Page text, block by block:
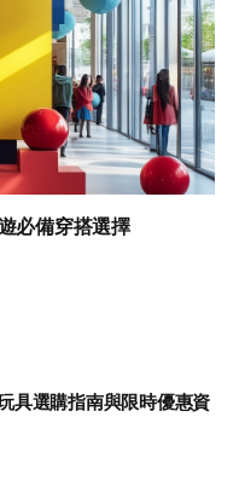
必備穿搭選擇
具選購指南與限時優惠資